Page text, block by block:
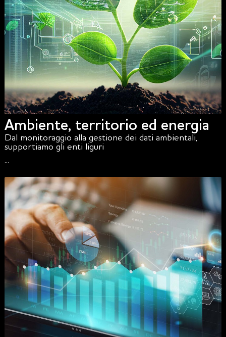
Ambiente, territorio ed energia
Dal monitoraggio alla gestione dei dati ambientali,
supportiamo gli enti liguri
...